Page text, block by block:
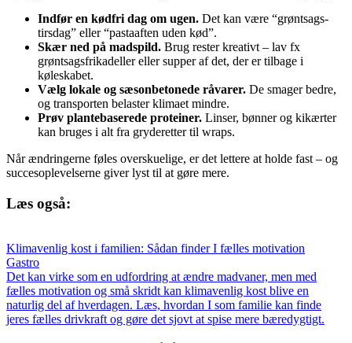
Indfør en kødfri dag om ugen. Det kan være “grøntsags-
tirsdag” eller “pastaaften uden kød”.
Skær ned på madspild. Brug rester kreativt – lav fx
grøntsagsfrikadeller eller supper af det, der er tilbage i
køleskabet.
Vælg lokale og sæsonbetonede råvarer. De smager bedre,
og transporten belaster klimaet mindre.
Prøv plantebaserede proteiner. Linser, bønner og kikærter
kan bruges i alt fra gryderetter til wraps.
Når ændringerne føles overskuelige, er det lettere at holde fast – og
succesoplevelserne giver lyst til at gøre mere.
Læs også:
Klimavenlig kost i familien: Sådan finder I fælles motivation
Gastro
Det kan virke som en udfordring at ændre madvaner, men med
fælles motivation og små skridt kan klimavenlig kost blive en
naturlig del af hverdagen. Læs, hvordan I som familie kan finde
jeres fælles drivkraft og gøre det sjovt at spise mere bæredygtigt.